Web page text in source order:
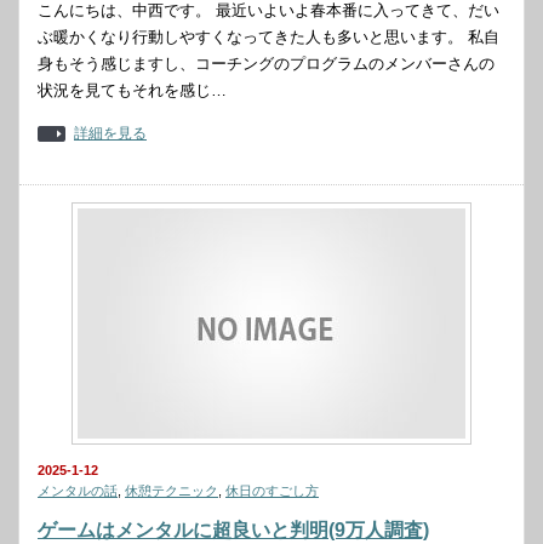
こんにちは、中西です。 最近いよいよ春本番に入ってきて、だい
ぶ暖かくなり行動しやすくなってきた人も多いと思います。 私自
身もそう感じますし、コーチングのプログラムのメンバーさんの
状況を見てもそれを感じ…
詳細を見る
2025-1-12
メンタルの話 休憩テクニック 休日のすごし方
ゲームはメンタルに超良いと判明(9万人調査)